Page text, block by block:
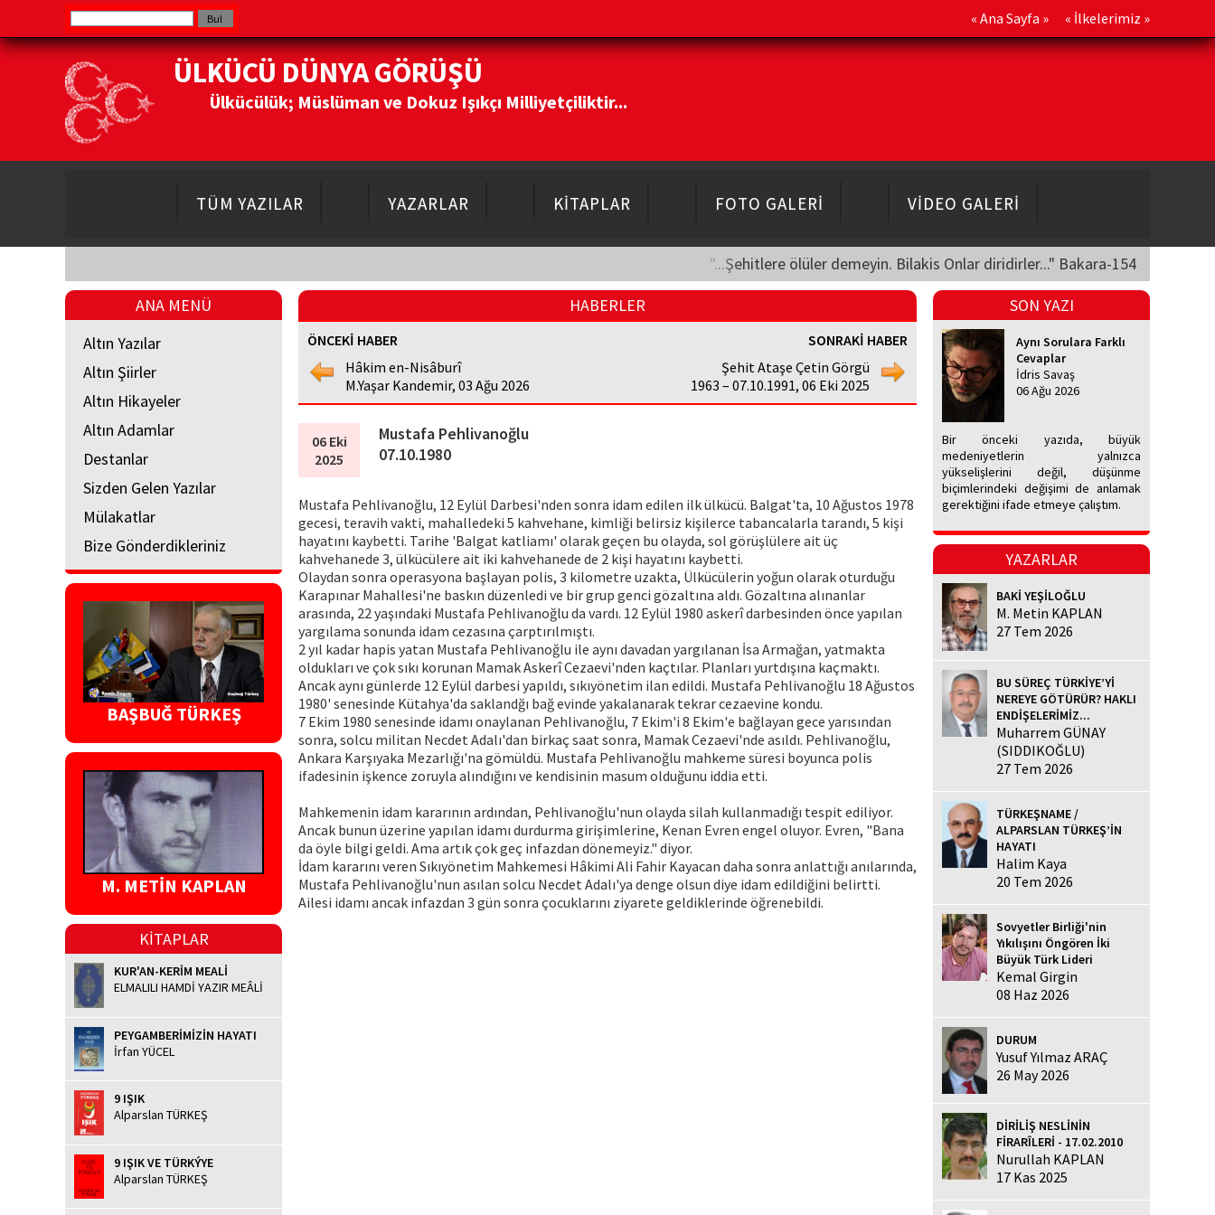
« Ana Sayfa » « İlkelerimiz »
ÜLKÜCÜ DÜNYA GÖRÜŞÜ
Ülkücülük; Müslüman ve Dokuz Işıkçı Milliyetçiliktir...
TÜM YAZILAR YAZARLAR KİTAPLAR FOTO GALERİ VİDEO GALERİ
"...Şehitlere ölüler demeyin. Bilakis Onlar diridirler..." Bakara-154
ANA MENÜ
Altın Yazılar
Altın Şiirler
Altın Hikayeler
Altın Adamlar
Destanlar
Sizden Gelen Yazılar
Mülakatlar
Bize Gönderdikleriniz
BAŞBUĞ TÜRKEŞ
M. METİN KAPLAN
KİTAPLAR
KUR'AN-KERİM MEALİ
ELMALILI HAMDİ YAZIR MEÂLİ
PEYGAMBERİMİZİN HAYATI
İrfan YÜCEL
9 IŞIK
Alparslan TÜRKEŞ
9 IŞIK VE TÜRKÝYE
Alparslan TÜRKEŞ
HABERLER
ÖNCEKİ HABER
Hâkim en-Nisâburî
M.Yaşar Kandemir, 03 Ağu 2026
SONRAKİ HABER
Şehit Ataşe Çetin Görgü
1963 – 07.10.1991, 06 Eki 2025
06 Eki
2025
Mustafa Pehlivanoğlu
07.10.1980
Mustafa Pehlivanoğlu, 12 Eylül Darbesi'nden sonra idam edilen ilk ülkücü. Balgat'ta, 10 Ağustos 1978
gecesi, teravih vakti, mahalledeki 5 kahvehane, kimliği belirsiz kişilerce tabancalarla tarandı, 5 kişi
hayatını kaybetti. Tarihe 'Balgat katliamı' olarak geçen bu olayda, sol görüşlülere ait üç
kahvehanede 3, ülkücülere ait iki kahvehanede de 2 kişi hayatını kaybetti.
Olaydan sonra operasyona başlayan polis, 3 kilometre uzakta, Ülkücülerin yoğun olarak oturduğu
Karapınar Mahallesi'ne baskın düzenledi ve bir grup genci gözaltına aldı. Gözaltına alınanlar
arasında, 22 yaşındaki Mustafa Pehlivanoğlu da vardı. 12 Eylül 1980 askerî darbesinden önce yapılan
yargılama sonunda idam cezasına çarptırılmıştı.
2 yıl kadar hapis yatan Mustafa Pehlivanoğlu ile aynı davadan yargılanan İsa Armağan, yatmakta
oldukları ve çok sıkı korunan Mamak Askerî Cezaevi'nden kaçtılar. Planları yurtdışına kaçmaktı.
Ancak aynı günlerde 12 Eylül darbesi yapıldı, sıkıyönetim ilan edildi. Mustafa Pehlivanoğlu 18 Ağustos
1980' senesinde Kütahya'da saklandğı bağ evinde yakalanarak tekrar cezaevine kondu.
7 Ekim 1980 senesinde idamı onaylanan Pehlivanoğlu, 7 Ekim'i 8 Ekim'e bağlayan gece yarısından
sonra, solcu militan Necdet Adalı'dan birkaç saat sonra, Mamak Cezaevi'nde asıldı. Pehlivanoğlu,
Ankara Karşıyaka Mezarlığı'na gömüldü. Mustafa Pehlivanoğlu mahkeme süresi boyunca polis
ifadesinin işkence zoruyla alındığını ve kendisinin masum olduğunu iddia etti.
Mahkemenin idam kararının ardından, Pehlivanoğlu'nun olayda silah kullanmadığı tespit ediliyor.
Ancak bunun üzerine yapılan idamı durdurma girişimlerine, Kenan Evren engel oluyor. Evren, "Bana
da öyle bilgi geldi. Ama artık çok geç infazdan dönemeyiz." diyor.
İdam kararını veren Sıkıyönetim Mahkemesi Hâkimi Ali Fahir Kayacan daha sonra anlattığı anılarında,
Mustafa Pehlivanoğlu'nun asılan solcu Necdet Adalı'ya denge olsun diye idam edildiğini belirtti.
Ailesi idamı ancak infazdan 3 gün sonra çocuklarını ziyarete geldiklerinde öğrenebildi.
SON YAZI
Aynı Sorulara Farklı
Cevaplar
İdris Savaş
06 Ağu 2026
Bir önceki yazıda, büyük
medeniyetlerin yalnızca
yükselişlerini değil, düşünme
biçimlerindeki değişimi de anlamak
gerektiğini ifade etmeye çalıştım.
YAZARLAR
BAKİ YEŞİLOĞLU
M. Metin KAPLAN
27 Tem 2026
BU SÜREÇ TÜRKİYE’Yİ
NEREYE GÖTÜRÜR? HAKLI
ENDİŞELERİMİZ...
Muharrem GÜNAY
(SIDDIKOĞLU)
27 Tem 2026
TÜRKEŞNAME /
ALPARSLAN TÜRKEŞ’İN
HAYATI
Halim Kaya
20 Tem 2026
Sovyetler Birliği'nin
Yıkılışını Öngören İki
Büyük Türk Lideri
Kemal Girgin
08 Haz 2026
DURUM
Yusuf Yılmaz ARAÇ
26 May 2026
DİRİLİŞ NESLİNİN
FİRARÎLERİ - 17.02.2010
Nurullah KAPLAN
17 Kas 2025